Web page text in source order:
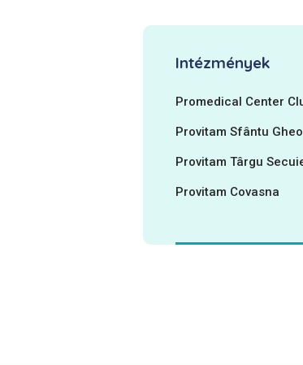
Intézmények
Promedical Center
Provitam Sfântu
Provitam Târgu
Provitam Covasna